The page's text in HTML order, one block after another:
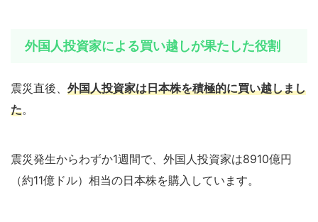
外国人投資家による買い越しが果たした役割
震災直後、 外国人投資家は日本株を積極的に買い越しまし
た。
震災発生からわずか1週間で、外国人投資家は8910億円
（約11億ドル）相当の日本株を購入しています。